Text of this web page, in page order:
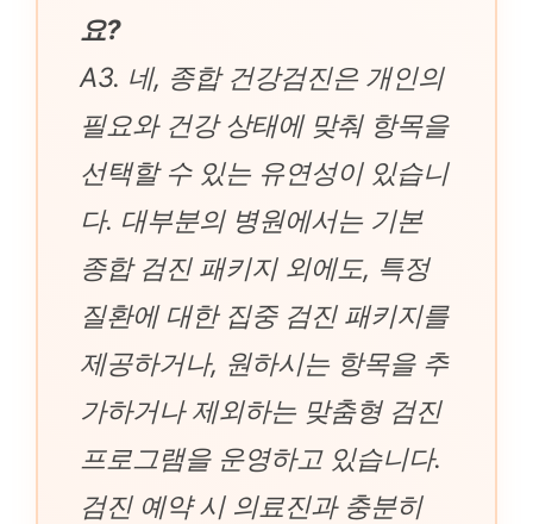
요?
A3. 네, 종합 건강검진은 개인의
필요와 건강 상태에 맞춰 항목을
선택할 수 있는 유연성이 있습니
다. 대부분의 병원에서는 기본
종합 검진 패키지 외에도, 특정
질환에 대한 집중 검진 패키지를
제공하거나, 원하시는 항목을 추
가하거나 제외하는 맞춤형 검진
프로그램을 운영하고 있습니다.
검진 예약 시 의료진과 충분히